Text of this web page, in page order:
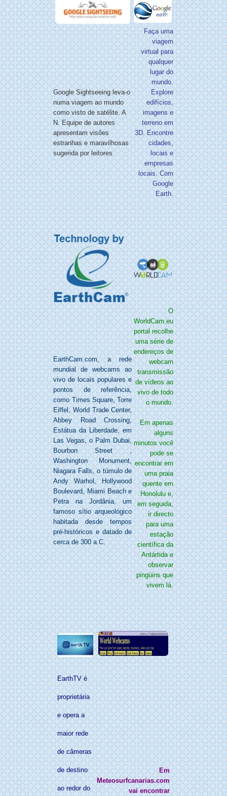
Google Sightseeing leva-o
numa viagem ao mundo
como visto de satélite. A
N. Equipe de autores
apresentam visões
estranhas e maravilhosas
sugerida por leitores.
Faça uma
viagem
virtual para
qualquer
lugar do
mundo.
Explore
edifícios,
imagens e
terreno em
3D. Encontre
cidades,
locais e
empresas
locais. Com
Google
Earth.
EarthCam.com, a rede
mundial de webcams ao
vivode locais populares e
pontos de referência,
como Times Square, Torre
Eiffel, World Trade Center,
Abbey Road Crossing,
Estátua da Liberdade, em
Las Vegas, o Palm Dubai,
Bourbon Street ,
Washington Monument,
Niagara Falls, o túmulo de
Andy Warhol, Hollywood
Boulevard, Miami Beach e
Petra na Jordânia, um
famoso sítio arqueológico
habitada desde tempos
pré-históricos e datado de
cerca de 300 a.C.
O
WorldCam.eu
portal recolhe
uma série de
endereços de
webcam
transmissão
de vídeos ao
vivo de todo
o mundo.
Em apenas
alguns
minutos você
pode se
encontrar em
uma praia
quente em
Honolulu e,
em seguida,
ir directo
para uma
estação
científica da
Antártida e
observar
pingüins que
vivem lá.
EarthTV é
proprietária
e opera a
maior rede
de câmeras
de destino
ao redor do
Em
Meteosurfcanarias.com
vai encontrar